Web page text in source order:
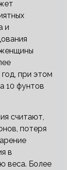
и
при этом
10 фунтов
считают,
потеря
в
веса. Более